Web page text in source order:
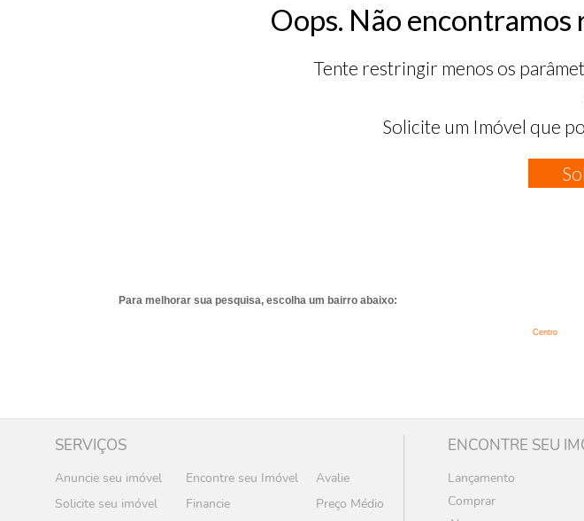
Oops. Não
Tente restringir menos os
Solicite um Imóvel que
Para melhorar sua pesquisa, escolha um bairro abaixo:
Centro
SERVIÇOS
Anuncie seu imóvel Encontre seu Imóvel
Avalie
Solicite seu imóvel
Financie
Preço Médio
ENCONTRE SEU
Lançamento
Comprar